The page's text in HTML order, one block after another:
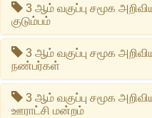
3 ஆம் வகுப்பு சமூக
குடும்பம்
3 ஆம் வகுப்பு சமூக
நண்பர்கள்
3 ஆம் வகுப்பு சமூக
ஊராட்சி மன்றம்